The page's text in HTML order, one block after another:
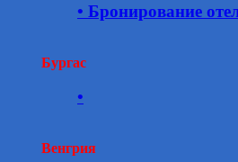
• Бронирование
Бургас
•
Венгрия